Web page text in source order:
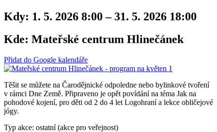
Kdy: 1. 5. 2026 8:00 – 31. 5. 2026 18:00
Kde: Mateřské centrum Hlinečánek
Přidat do Google kalendáře
Těšit se můžete na Čarodějnické odpoledne nebo bylinkové tvoření
v rámci Dne Země. Připraveno je opět povídání na téma Jak na
pohodové kojení, pro děti od 2 do 4 let Logohraní a lekce obličejové
jógy.
Typ akce: ostatní (akce pro veřejnost)